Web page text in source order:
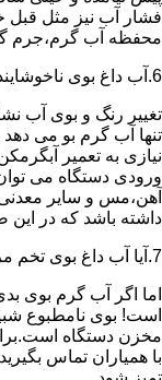
فشار آب نیز مثل
محفظه آب گرم،جرم
6.آب داغ بوی ناخوشایند دارد
تغییر رنگ و بوی آب
تنها آب گرم بو می
نیازی به تعمیر
ورودی دستگاه می
آهن،مس و سایر معدنی
داشته باشد که در
7.آیا آب داغ بوی تخم مرغ می دهد؟
اما اگر آب گرم بوی
است! بوی نامطبوع
مخزن دستگاه
با همیاران تماس